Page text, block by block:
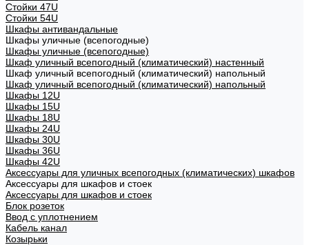
Стойки 47U
Стойки 54U
Шкафы антивандальные
Шкафы уличные (всепогодные)
Шкафы уличные (всепогодные)
Шкаф уличный всепогодный (климатический) настенный
Шкаф уличный всепогодный (климатический) напольный
Шкаф уличный всепогодный (климатический) напольный
Шкафы 12U
Шкафы 15U
Шкафы 18U
Шкафы 24U
Шкафы 30U
Шкафы 36U
Шкафы 42U
Аксессуары для уличных всепогодных (климатических) шкафов
Аксессуары для шкафов и стоек
Аксессуары для шкафов и стоек
Блок розеток
Ввод с уплотнением
Кабель канал
Козырьки